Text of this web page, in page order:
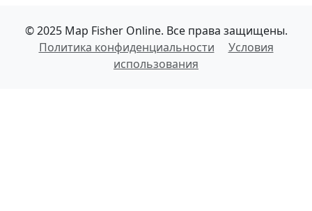
© 2025 Map Fisher Online. Все права защищены.
Политика конфиденциальности
Условия
использования